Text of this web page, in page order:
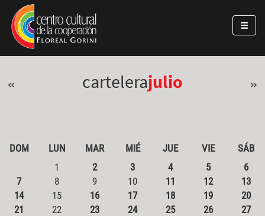
Pasar al contenido principal
Jump to main content
« cartelerajulio »
DOM LUN MAR MIÉ JUE VIE
SÁB
1
2 3 4 5
6
7
8 9 10 11 12
13
14
15 16 17 18 19
20
21
22 23 24 25 26
27